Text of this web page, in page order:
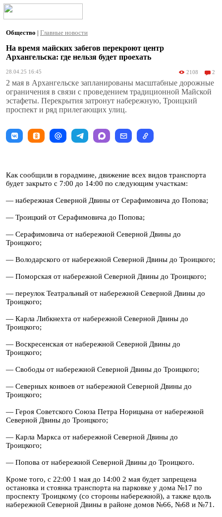
Общество | Главные новости
На время майских забегов перекроют центр
Архангельска: где нельзя будет проехать
28.04.25 16:45 2108 2
2 мая в Архангельске запланированы масштабные дорожные
ограничения в связи с проведением традиционной Майской
эстафеты. Перекрытия затронут набережную, Троицкий
проспект и ряд прилегающих улиц.
Как сообщили в горадмине, движение всех видов транспорта
будет закрыто с 7:00 до 14:00 по следующим участкам:
— набережная Северной Двины от Серафимовича до Попова;
— Троицкий от Серафимовича до Попова;
— Серафимовича от набережной Северной Двины до
Троицкого;
— Володарского от набережной Северной Двины до Троицкого;
— Поморская от набережной Северной Двины до Троицкого;
— переулок Театральный от набережной Северной Двины до
Троицкого;
— Карла Либкнехта от набережной Северной Двины до
Троицкого;
— Воскресенская от набережной Северной Двины до
Троицкого;
— Свободы от набережной Северной Двины до Троицкого;
— Северных конвоев от набережной Северной Двины до
Троицкого;
— Героя Советского Союза Петра Норицына от набережной
Северной Двины до Троицкого;
— Карла Маркса от набережной Северной Двины до
Троицкого;
— Попова от набережной Северной Двины до Троицкого.
Кроме того, с 22:00 1 мая до 14:00 2 мая будет запрещена
остановка и стоянка транспорта на парковке у дома №17 по
проспекту Троицкому (со стороны набережной), а также вдоль
набережной Северной Двины в районе домов №66, №68 и №71.